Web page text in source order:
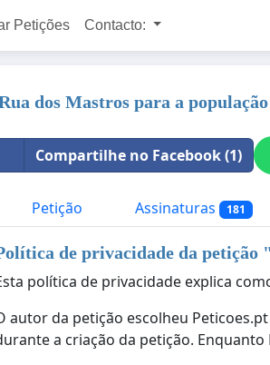
Petições Contacto:
dos Mastros para a população
Compartilhe no Facebook (1)
Petição Assinaturas 181
de privacidade da petição "
política de privacidade explica
autor da petição escolheu
a criação da petição.